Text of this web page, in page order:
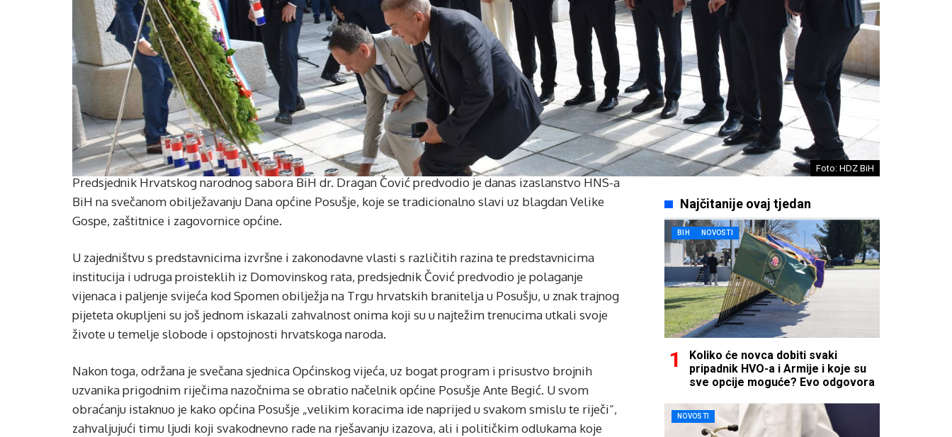
Foto: HDZ BiH
Predsjednik Hrvatskog narodnog sabora BiH dr. Dragan Čović predvodio je danas izaslanstvo HNS-a
BiH na svečanom obilježavanju Dana općine Posušje, koje se tradicionalno slavi uz blagdan Velike
Gospe, zaštitnice i zagovornice općine.
U zajedništvu s predstavnicima izvršne i zakonodavne vlasti s različitih razina te predstavnicima
institucija i udruga proisteklih iz Domovinskog rata, predsjednik Čović predvodio je polaganje
vijenaca i paljenje svijeća kod Spomen obilježja na Trgu hrvatskih branitelja u Posušju, u znak trajnog
pijeteta okupljeni su još jednom iskazali zahvalnost onima koji su u najtežim trenucima utkali svoje
živote u temelje slobode i opstojnosti hrvatskoga naroda.
Nakon toga, održana je svečana sjednica Općinskog vijeća, uz bogat program i prisustvo brojnih
uzvanika prigodnim riječima nazočnima se obratio načelnik općine Posušje Ante Begić. U svom
obraćanju istaknuo je kako općina Posušje „velikim koracima ide naprijed u svakom smislu te riječi“,
zahvaljujući timu ljudi koji svakodnevno rade na rješavanju izazova, ali i političkim odlukama koje
Najčitanije ovaj tjedan
BIH NOVOSTI
Koliko će novca dobiti svaki
pripadnik HVO-a i Armije i koje su
sve opcije moguće? Evo odgovora
NOVOSTI